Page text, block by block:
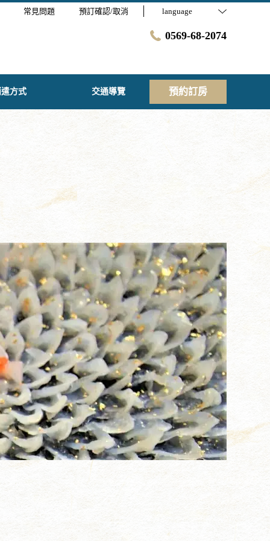
常見問題 預訂確認/取消 language
0569-68-2074
方式 交通導覽 預約訂房